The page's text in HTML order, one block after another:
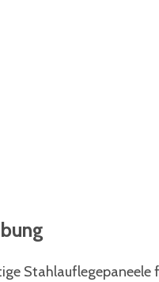
Stahlauflegepaneele